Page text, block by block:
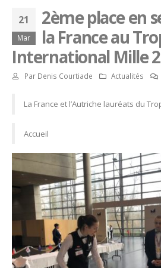
21
Mar
2ème place en
la France au
International Mille
Par Denis Courtiade Actualités
La France et l’Autriche lauréats du
Accueil